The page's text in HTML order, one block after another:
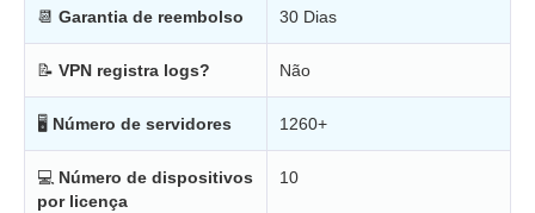
📆 Garantia de reembolso 30 Dias
📝 VPN registra logs? Não
🖥 Número de servidores 1260+
💻 Número de dispositivos
por licença
10